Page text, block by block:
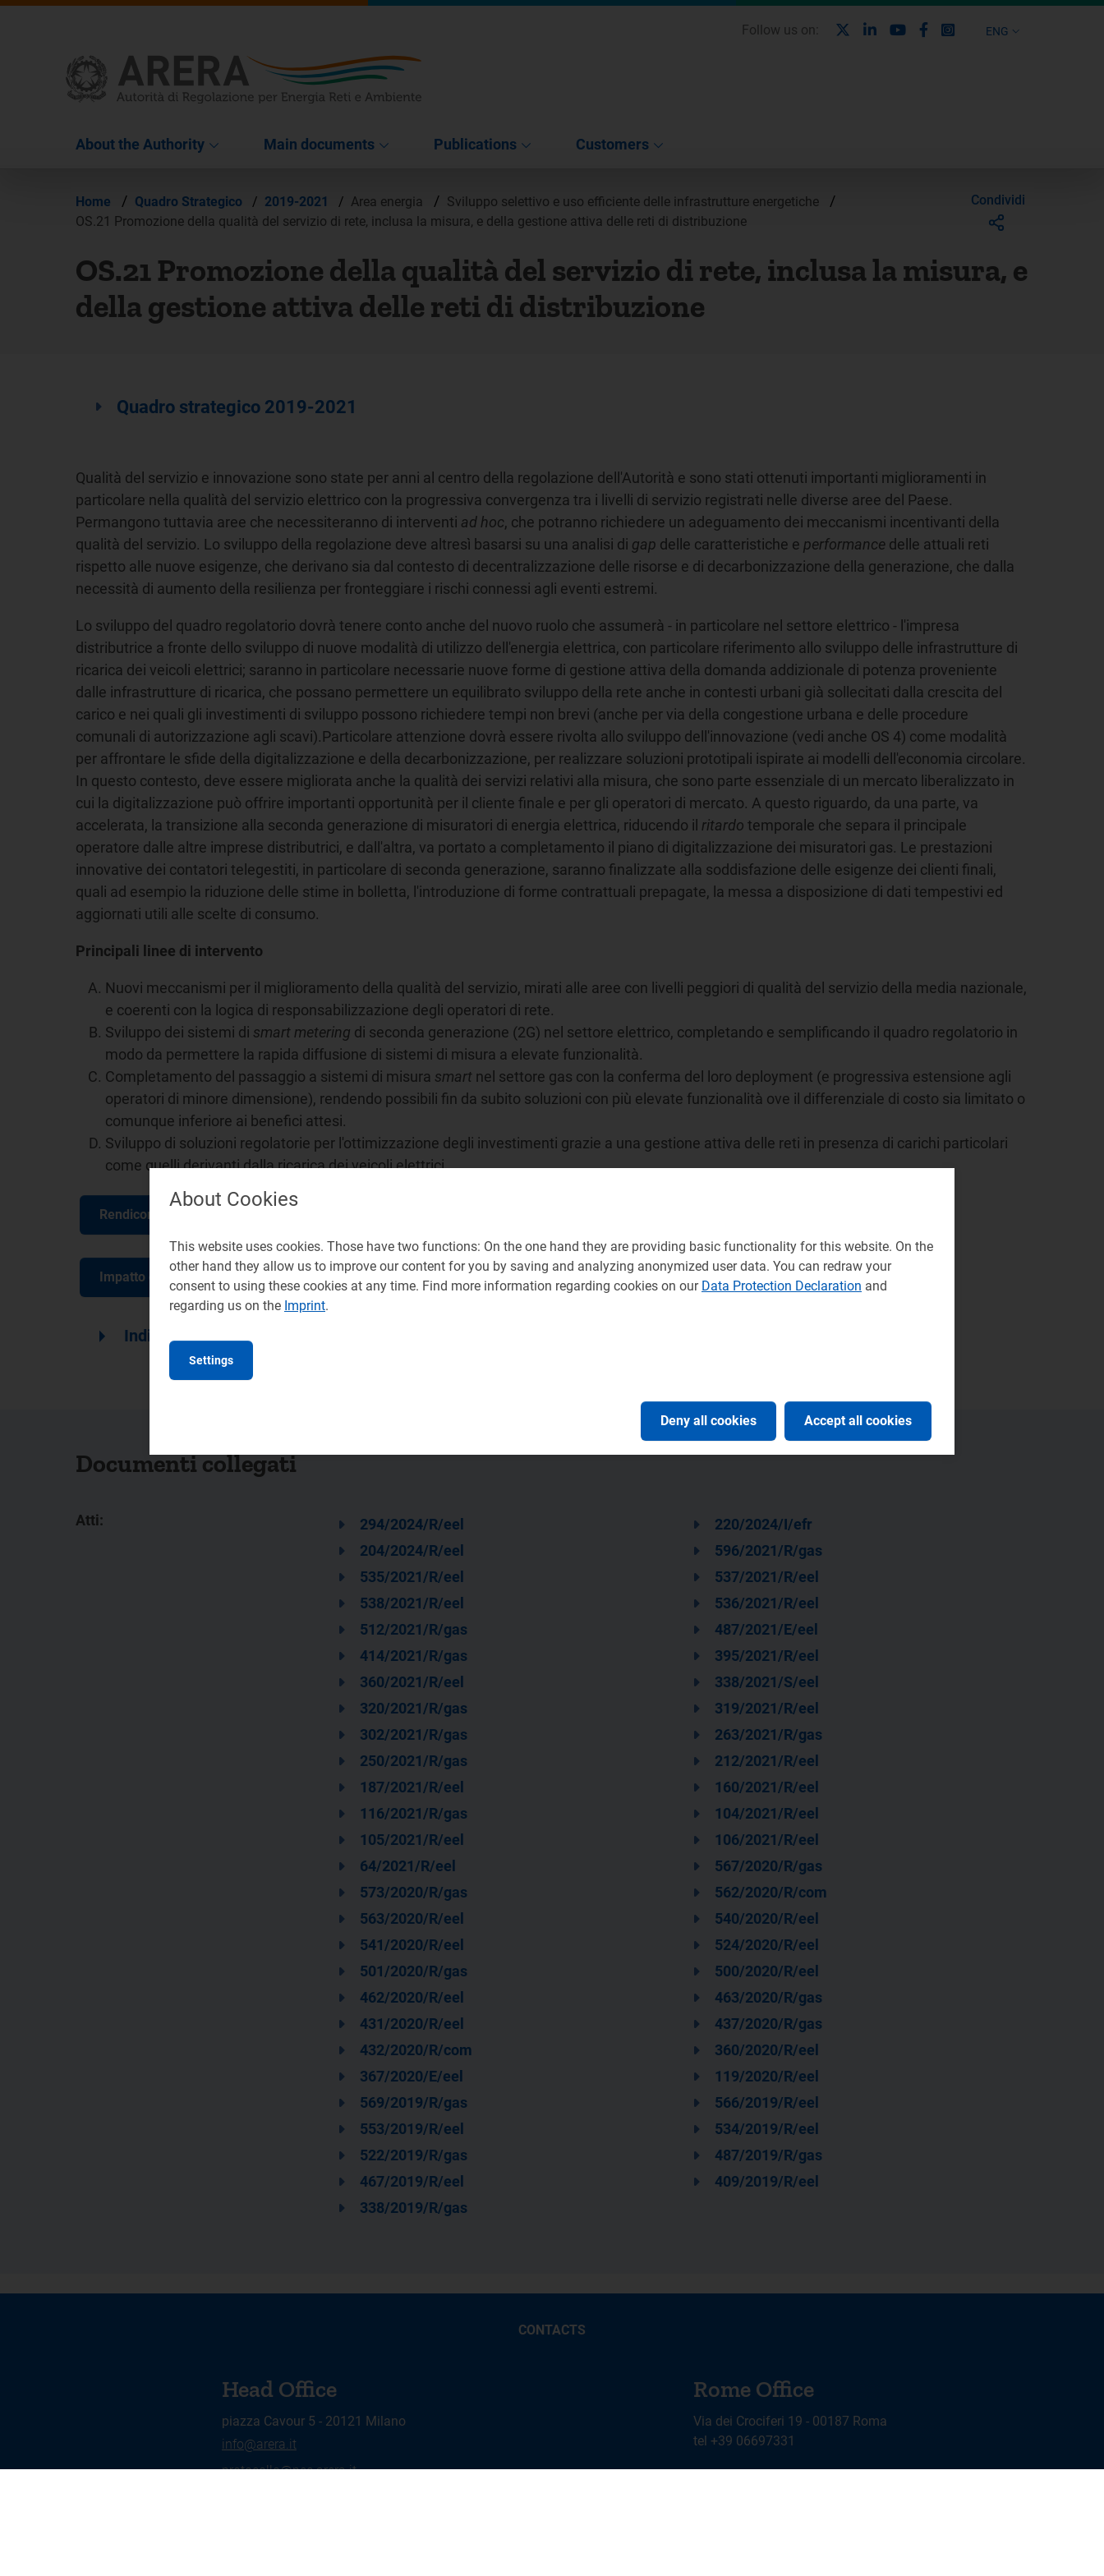
ENG
Follow us on: LinkedinYoutubeFacebook
Instagram
About the Authority Main documents Publications Customers
Home / Quadro Strategico / 2019-2021 / Area energia / Sviluppo selettivo e uso efficiente delle infrastrutture energetiche /
OS.21 Promozione della qualità del servizio di rete, inclusa la misura, e della gestione attiva delle reti di distribuzione
Condividi
OS.21 Promozione della qualità del servizio di rete, inclusa la misura, e
della gestione attiva delle reti di distribuzione
Quadro strategico 2019-2021
Qualità del servizio e innovazione sono state per anni al centro della regolazione dell'Autorità e sono stati ottenuti importanti miglioramenti in
particolare nella qualità del servizio elettrico con la progressiva convergenza tra i livelli di servizio registrati nelle diverse aree del Paese.
Permangono tuttavia aree che necessiteranno di interventi ad hoc, che potranno richiedere un adeguamento dei meccanismi incentivanti della
qualità del servizio. Lo sviluppo della regolazione deve altresì basarsi su una analisi di gap delle caratteristiche e performance delle attuali reti
rispetto alle nuove esigenze, che derivano sia dal contesto di decentralizzazione delle risorse e di decarbonizzazione della generazione, che dalla
necessità di aumento della resilienza per fronteggiare i rischi connessi agli eventi estremi.
Lo sviluppo del quadro regolatorio dovrà tenere conto anche del nuovo ruolo che assumerà - in particolare nel settore elettrico - l'impresa
distributrice a fronte dello sviluppo di nuove modalità di utilizzo dell'energia elettrica, con particolare riferimento allo sviluppo delle infrastrutture di
ricarica dei veicoli elettrici; saranno in particolare necessarie nuove forme di gestione attiva della domanda addizionale di potenza proveniente
dalle infrastrutture di ricarica, che possano permettere un equilibrato sviluppo della rete anche in contesti urbani già sollecitati dalla crescita del
carico e nei quali gli investimenti di sviluppo possono richiedere tempi non brevi (anche per via della congestione urbana e delle procedure
comunali di autorizzazione agli scavi).Particolare attenzione dovrà essere rivolta allo sviluppo dell'innovazione (vedi anche OS 4) come modalità
per affrontare le sfide della digitalizzazione e della decarbonizzazione, per realizzare soluzioni prototipali ispirate ai modelli dell'economia circolare.
In questo contesto, deve essere migliorata anche la qualità dei servizi relativi alla misura, che sono parte essenziale di un mercato liberalizzato in
cui la digitalizzazione può offrire importanti opportunità per il cliente finale e per gli operatori di mercato. A questo riguardo, da una parte, va
accelerata, la transizione alla seconda generazione di misuratori di energia elettrica, riducendo il ritardo temporale che separa il principale
operatore dalle altre imprese distributrici, e dall'altra, va portato a completamento il piano di digitalizzazione dei misuratori gas. Le prestazioni
innovative dei contatori telegestiti, in particolare di seconda generazione, saranno finalizzate alla soddisfazione delle esigenze dei clienti finali,
quali ad esempio la riduzione delle stime in bolletta, l'introduzione di forme contrattuali prepagate, la messa a disposizione di dati tempestivi ed
aggiornati utili alle scelte di consumo.
Principali linee di intervento
Nuovi meccanismi per il miglioramento della qualità del servizio, mirati alle aree con livelli peggiori di qualità del servizio della media nazionale,
e coerenti con la logica di responsabilizzazione degli operatori di rete.
Sviluppo dei sistemi di smart metering di seconda generazione (2G) nel settore elettrico, completando e semplificando il quadro regolatorio in
modo da permettere la rapida diffusione di sistemi di misura a elevate funzionalità.
Completamento del passaggio a sistemi di misura smart nel settore gas con la conferma del loro deployment (e progressiva estensione agli
operatori di minore dimensione), rendendo possibili fin da subito soluzioni con più elevate funzionalità ove il differenziale di costo sia limitato o
comunque inferiore ai benefici attesi.
Sviluppo di soluzioni regolatorie per l'ottimizzazione degli investimenti grazie a una gestione attiva delle reti in presenza di carichi particolari
come quelli derivanti dalla ricarica dei veicoli elettrici.
Rendicontazione delle attività svolte
Impatto dell'emergenza Covid-19
arrow_right Indice
Documenti collegati
Atti: 294/2024/R/eel
220/2024/I/efr
204/2024/R/eel
596/2021/R/gas
535/2021/R/eel
537/2021/R/eel
538/2021/R/eel
536/2021/R/eel
512/2021/R/gas
487/2021/E/eel
414/2021/R/gas
395/2021/R/eel
360/2021/R/eel
338/2021/S/eel
320/2021/R/gas
319/2021/R/eel
302/2021/R/gas
263/2021/R/gas
250/2021/R/gas
212/2021/R/eel
187/2021/R/eel
160/2021/R/eel
116/2021/R/gas
104/2021/R/eel
105/2021/R/eel
106/2021/R/eel
64/2021/R/eel
567/2020/R/gas
573/2020/R/gas
562/2020/R/com
563/2020/R/eel
540/2020/R/eel
541/2020/R/eel
524/2020/R/eel
501/2020/R/gas
500/2020/R/eel
462/2020/R/eel
463/2020/R/gas
431/2020/R/eel
437/2020/R/gas
432/2020/R/com
360/2020/R/eel
367/2020/E/eel
119/2020/R/eel
569/2019/R/gas
566/2019/R/eel
553/2019/R/eel
534/2019/R/eel
522/2019/R/gas
487/2019/R/gas
467/2019/R/eel
409/2019/R/eel
338/2019/R/gas
CONTACTS
Head Office
piazza Cavour 5 - 20121 Milano
info@arera.it
protocollo@pec.arera.it
Rome Office
Via dei Crociferi 19 - 00187 Roma
tel +39 06697331
About Cookies
This website uses cookies. Those have two functions: On the one hand they are providing basic functionality for this website. On the
other hand they allow us to improve our content for you by saving and analyzing anonymized user data. You can redraw your
consent to using these cookies at any time. Find more information regarding cookies on our Data Protection Declaration and
regarding us on the Imprint.
Settings
Deny all cookies Accept all cookies